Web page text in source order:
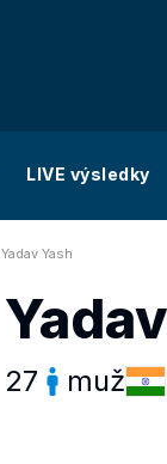
LIVE výsledky
Yadav Yash
27 muž